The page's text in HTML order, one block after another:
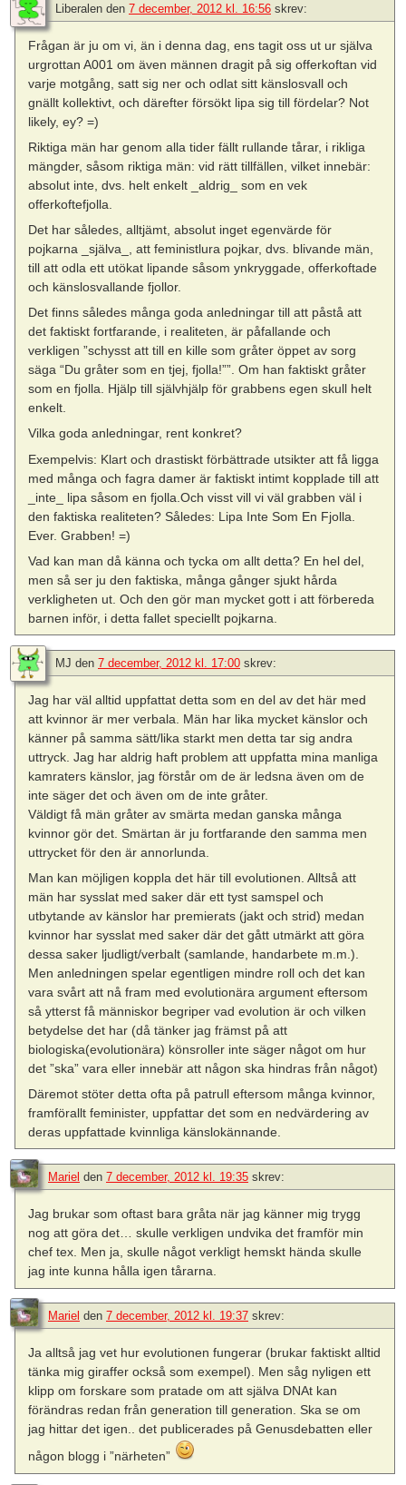
Liberalen den 7 december, 2012 kl. 16:56 skrev:
Frågan är ju om vi, än i denna dag, ens tagit oss ut ur själva
urgrottan A001 om även männen dragit på sig offerkoftan vid
varje motgång, satt sig ner och odlat sitt känslosvall och
gnällt kollektivt, och därefter försökt lipa sig till fördelar? Not
likely, ey? =)
Riktiga män har genom alla tider fällt rullande tårar, i rikliga
mängder, såsom riktiga män: vid rätt tillfällen, vilket innebär:
absolut inte, dvs. helt enkelt _aldrig_ som en vek
offerkoftefjolla.
Det har således, alltjämt, absolut inget egenvärde för
pojkarna _själva_, att feministlura pojkar, dvs. blivande män,
till att odla ett utökat lipande såsom ynkryggade, offerkoftade
och känslosvallande fjollor.
Det finns således många goda anledningar till att påstå att
det faktiskt fortfarande, i realiteten, är påfallande och
verkligen ”schysst att till en kille som gråter öppet av sorg
säga “Du gråter som en tjej, fjolla!””. Om han faktiskt gråter
som en fjolla. Hjälp till självhjälp för grabbens egen skull helt
enkelt.
Vilka goda anledningar, rent konkret?
Exempelvis: Klart och drastiskt förbättrade utsikter att få ligga
med många och fagra damer är faktiskt intimt kopplade till att
_inte_ lipa såsom en fjolla.Och visst vill vi väl grabben väl i
den faktiska realiteten? Således: Lipa Inte Som En Fjolla.
Ever. Grabben! =)
Vad kan man då känna och tycka om allt detta? En hel del,
men så ser ju den faktiska, många gånger sjukt hårda
verkligheten ut. Och den gör man mycket gott i att förbereda
barnen inför, i detta fallet speciellt pojkarna.
MJ den 7 december, 2012 kl. 17:00 skrev:
Jag har väl alltid uppfattat detta som en del av det här med
att kvinnor är mer verbala. Män har lika mycket känslor och
känner på samma sätt/lika starkt men detta tar sig andra
uttryck. Jag har aldrig haft problem att uppfatta mina manliga
kamraters känslor, jag förstår om de är ledsna även om de
inte säger det och även om de inte gråter.
Väldigt få män gråter av smärta medan ganska många
kvinnor gör det. Smärtan är ju fortfarande den samma men
uttrycket för den är annorlunda.
Man kan möjligen koppla det här till evolutionen. Alltså att
män har sysslat med saker där ett tyst samspel och
utbytande av känslor har premierats (jakt och strid) medan
kvinnor har sysslat med saker där det gått utmärkt att göra
dessa saker ljudligt/verbalt (samlande, handarbete m.m.).
Men anledningen spelar egentligen mindre roll och det kan
vara svårt att nå fram med evolutionära argument eftersom
så ytterst få människor begriper vad evolution är och vilken
betydelse det har (då tänker jag främst på att
biologiska(evolutionära) könsroller inte säger något om hur
det ”ska” vara eller innebär att någon ska hindras från något)
Däremot stöter detta ofta på patrull eftersom många kvinnor,
framförallt feminister, uppfattar det som en nedvärdering av
deras uppfattade kvinnliga känslokännande.
Mariel den 7 december, 2012 kl. 19:35 skrev:
Jag brukar som oftast bara gråta när jag känner mig trygg
nog att göra det… skulle verkligen undvika det framför min
chef tex. Men ja, skulle något verkligt hemskt hända skulle
jag inte kunna hålla igen tårarna.
Mariel den 7 december, 2012 kl. 19:37 skrev:
Ja alltså jag vet hur evolutionen fungerar (brukar faktiskt alltid
tänka mig giraffer också som exempel). Men såg nyligen ett
klipp om forskare som pratade om att själva DNAt kan
förändras redan från generation till generation. Ska se om
jag hittar det igen.. det publicerades på Genusdebatten eller
någon blogg i ”närheten”